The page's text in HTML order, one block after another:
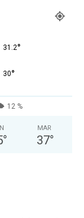
31.2°
30°
12 %
°
MAR
37°